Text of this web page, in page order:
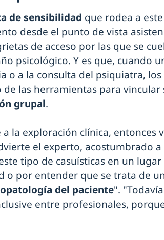
de sensibilidad que rodea a
desde el punto de vista
de acceso por las que se
psicológico. Y es que, cuando
o a la consulta del psiquiatra,
de las herramientas para vincular
grupal.
a la exploración clínica, entonces
el experto, acostumbrado
tipo de casuísticas en un
o por entender que se trata de
del paciente".
entre profesionales,